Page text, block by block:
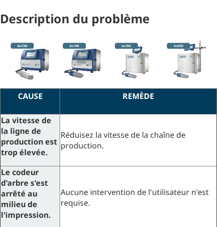
Description du problème
CAUSE REMÈDE
La vitesse de
la ligne de
production est
trop élevée.
Réduisez la vitesse de la chaîne de
production.
Le codeur
d'arbre s'est
arrêté au
milieu de
l'impression.
Aucune intervention de l'utilisateur n'est
requise.